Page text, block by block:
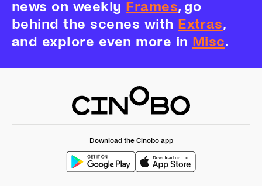
news on weekly Frames, go
behind the scenes with Extras,
and explore even more in Misc.
Download the Cinobo app